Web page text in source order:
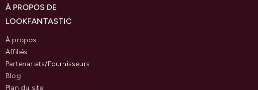
À PROPOS DE
LOOKFANTASTIC
À propos
Affiliés
Partenariats/Fournisseurs
Blog
Plan du site